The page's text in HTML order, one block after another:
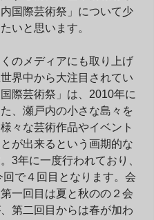
国際芸術祭」について少
いと思います。
のメディアにも取り上げ
界中から大注目されてい
際芸術祭」は、2010年に
、瀬戸内の小さな島々を
々な芸術作品やイベント
が出来るという画期的な
3年に一度行われており、
回で４回目となります。会
一回目は夏と秋のの２会
第二回目からは春が加わ